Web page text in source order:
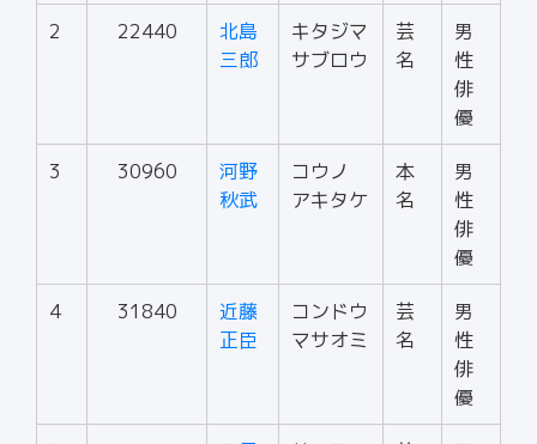
2 22440
北島
三郎
キタジマ
サブロウ
芸
名
男
性
俳
優
3 30960
河野
秋武
コウノ
アキタケ
本
名
男
性
俳
優
4 31840
近藤
正臣
コンドウ
マサオミ
芸
名
男
性
俳
優